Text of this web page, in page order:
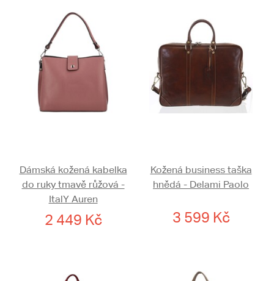
Dámská kožená kabelka
do ruky tmavě růžová -
ItalY Auren
2 449 Kč
Kožená business taška
hnědá - Delami Paolo
3 599 Kč